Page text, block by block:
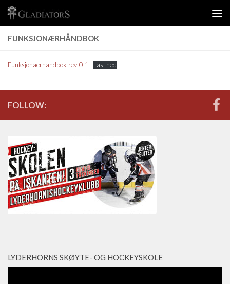
Skip to content
FUNKSJONÆRHÅNDBOK
Funksjonaerhandbok-rev-0-1 Last ned
FOLLOW:
LYDERHORNS SKØYTE- OG HOCKEYSKOLE